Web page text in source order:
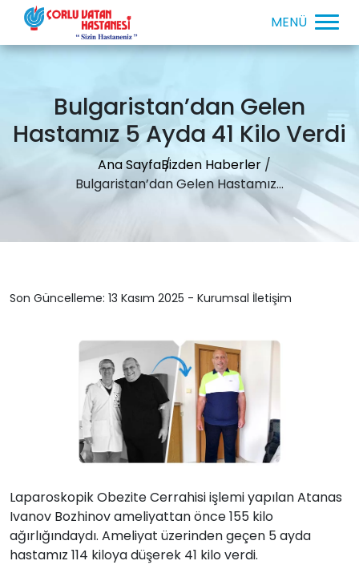
Bulgaristan’dan Gelen
Hastamız 5 Ayda 41 Kilo Verdi
Ana SayfaBizden Haberler
Bulgaristan’dan Gelen Hastamız...
Son Güncelleme: 13 Kasım 2025 - Kurumsal İletişim
Laparoskopik Obezite Cerrahisi işlemi yapılan Atanas
Ivanov Bozhinov ameliyattan önce 155 kilo
ağırlığındaydı. Ameliyat üzerinden geçen 5 ayda
hastamız 114 kiloya düşerek 41 kilo verdi.